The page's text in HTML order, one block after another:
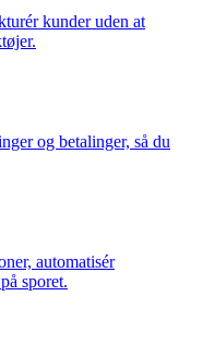
kunder uden at
og betalinger, så du
automatisér
sporet.